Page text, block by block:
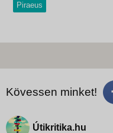
Piraeus
Kövessen minket!
Útikritika.hu